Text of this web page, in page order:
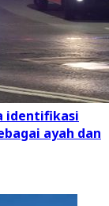
identifikasi
ayah dan